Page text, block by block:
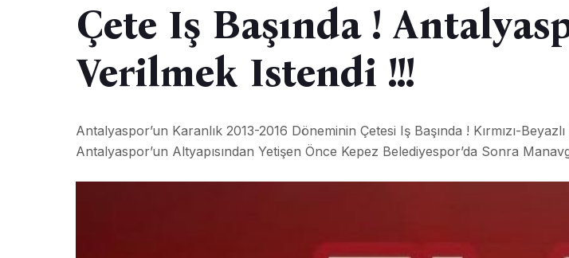
Çete Iş Başında !
Verilmek Istendi !!!
Antalyaspor’un Karanlık 2013-2016 Döneminin Çetesi Iş Başında ! Kırmızı-
Antalyaspor’un Altyapısından Yetişen Önce Kepez Belediyespor’da Sonra